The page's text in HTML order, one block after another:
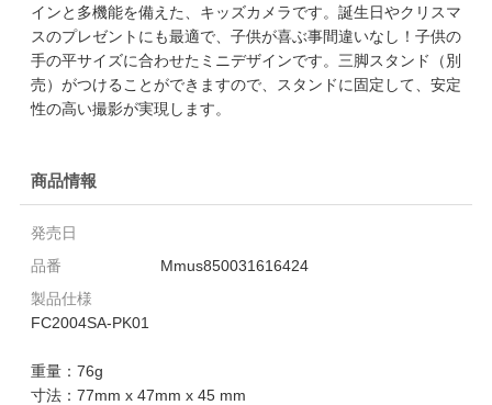
インと多機能を備えた、キッズカメラです。誕生日やクリスマ
スのプレゼントにも最適で、子供が喜ぶ事間違いなし！子供の
手の平サイズに合わせたミニデザインです。三脚スタンド（別
売）がつけることができますので、スタンドに固定して、安定
性の高い撮影が実現します。
商品情報
発売日
品番
Mmus850031616424
製品仕様
FC2004SA-PK01
重量：76g
寸法：77mm x 47mm x 45 mm